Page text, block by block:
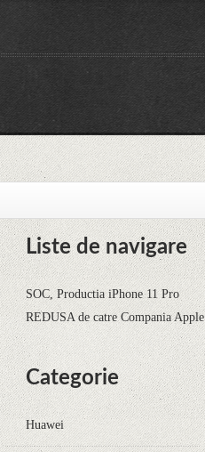
Liste de navigare
SOC, Productia iPhone 11 Pro
REDUSA de catre Compania Apple
Categorie
Huawei